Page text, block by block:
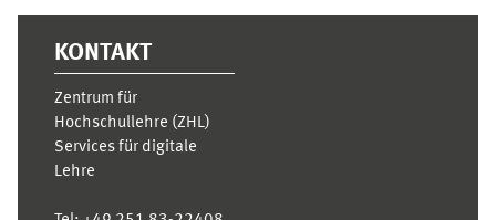
KONTAKT
Zentrum für
Hochschullehre (ZHL)
Services für digitale
Lehre